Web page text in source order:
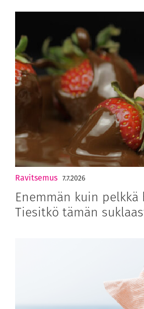
Ravitsemus 7.7.2026
Enemmän kuin pelkkä
Tiesitkö tämän